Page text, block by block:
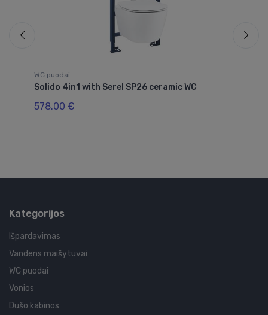
WC puodai
Solido 4in1 with Serel SP26 ceramic WC
578.00 €
Kategorijos
Išpardavimas
Vandens maišytuvai
WC puodai
Vonios
Dušo kabinos